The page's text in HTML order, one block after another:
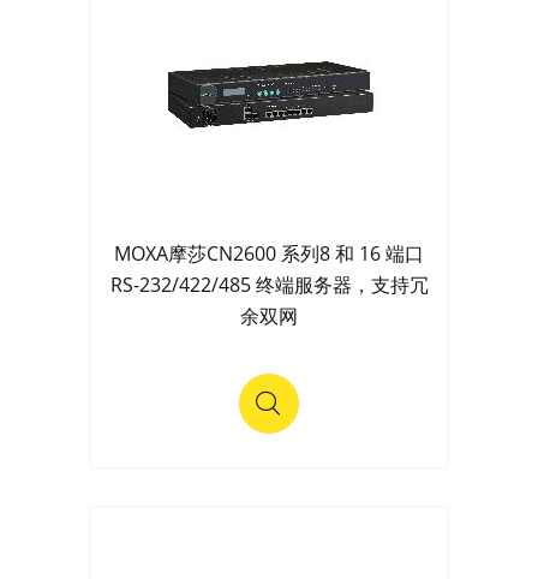
MOXA摩莎CN2600 系列8 和 16 端口
RS-232/422/485 终端服务器，支持冗
余双网